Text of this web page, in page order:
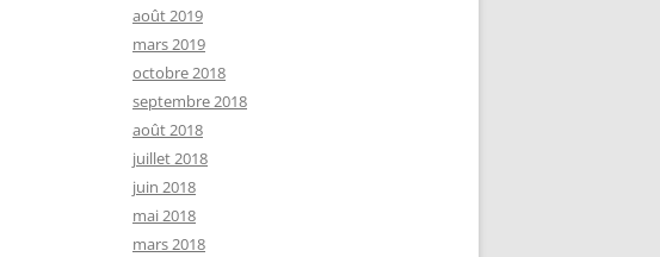
août 2019
mars 2019
octobre 2018
septembre 2018
août 2018
juillet 2018
juin 2018
mai 2018
mars 2018